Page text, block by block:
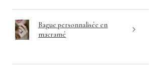
Bague personnalisée en
macramé